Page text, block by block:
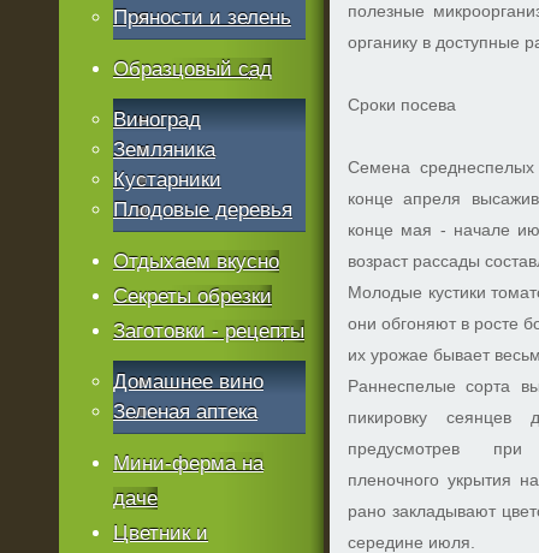
полезные
органику в доступные
Сроки посева
Семена
конце апреля
конце мая - начале
возраст рассады
Молодые кустики
они обгоняют в росте
их урожае бывает
Раннеспелые сорта
пикировку сеянцев
предусмотрев при
пленочного укрытия
рано закладывают
середине июля.
Пряности и зелень
Образцовый сад
Виноград
Земляника
Кустарники
Плодовые деревья
Отдыхаем вкусно
Секреты обрезки
Заготовки - рецепты
Домашнее вино
Зеленая аптека
Мини-ферма на
даче
Цветник и